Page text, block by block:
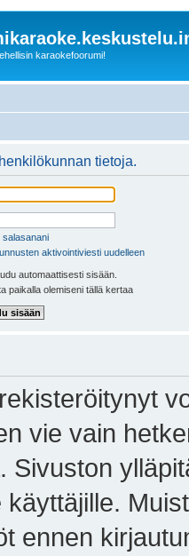
karaokefoorumi!
tietoja.
salasanani
aktivointiviesti uudelleen
automaattisesti sisään.
paikalla olemiseni tällä kertaa
vie vain
Sivuston
käyttäjille.
ennen